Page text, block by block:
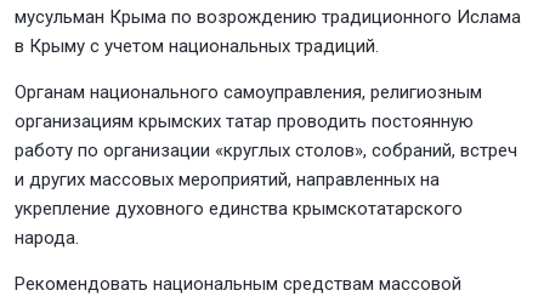
мусульман Крыма по возрождению традиционного Ислама
в Крыму с учетом национальных традиций.
Органам национального самоуправления, религиозным
организациям крымских татар проводить постоянную
работу по организации «круглых столов», собраний, встреч
и других массовых мероприятий, направленных на
укрепление духовного единства крымскотатарского
народа.
Рекомендовать национальным средствам массовой